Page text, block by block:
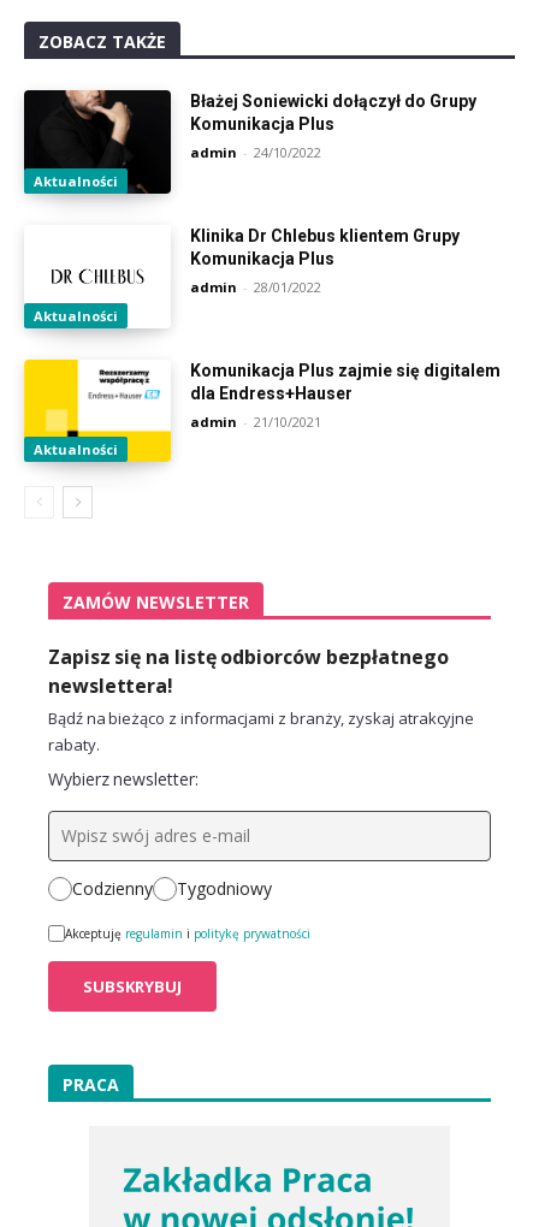
ZOBACZ TAKŻE
Aktualności
Błażej Soniewicki dołączył do Grupy
Komunikacja Plus
admin - 24/10/2022
Aktualności
Klinika Dr Chlebus klientem Grupy
Komunikacja Plus
admin - 28/01/2022
Aktualności
Komunikacja Plus zajmie się digitalem
dla Endress+Hauser
admin - 21/10/2021
ZAMÓW NEWSLETTER
Zapisz się na listę odbiorców bezpłatnego
newslettera!
Bądź na bieżąco z informacjami z branży, zyskaj atrakcyjne
rabaty.
Wybierz newsletter:
Codzienny Tygodniowy
Akceptuję regulamin i politykę prywatności
PRACA